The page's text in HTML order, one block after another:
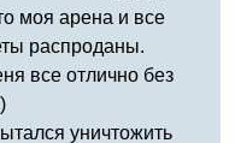
моя арена и все
распроданы.
все отлично без
уничтожить